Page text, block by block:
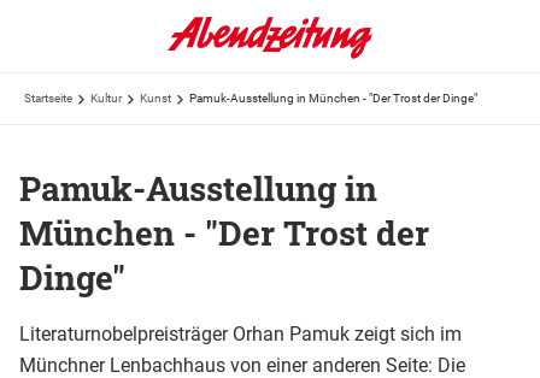
Startseite Kultur Kunst Pamuk-Ausstellung in München - "Der Trost der Dinge"
Pamuk-Ausstellung in
München - "Der Trost der
Dinge"
Literaturnobelpreisträger Orhan Pamuk zeigt sich im
Münchner Lenbachhaus von einer anderen Seite: Die